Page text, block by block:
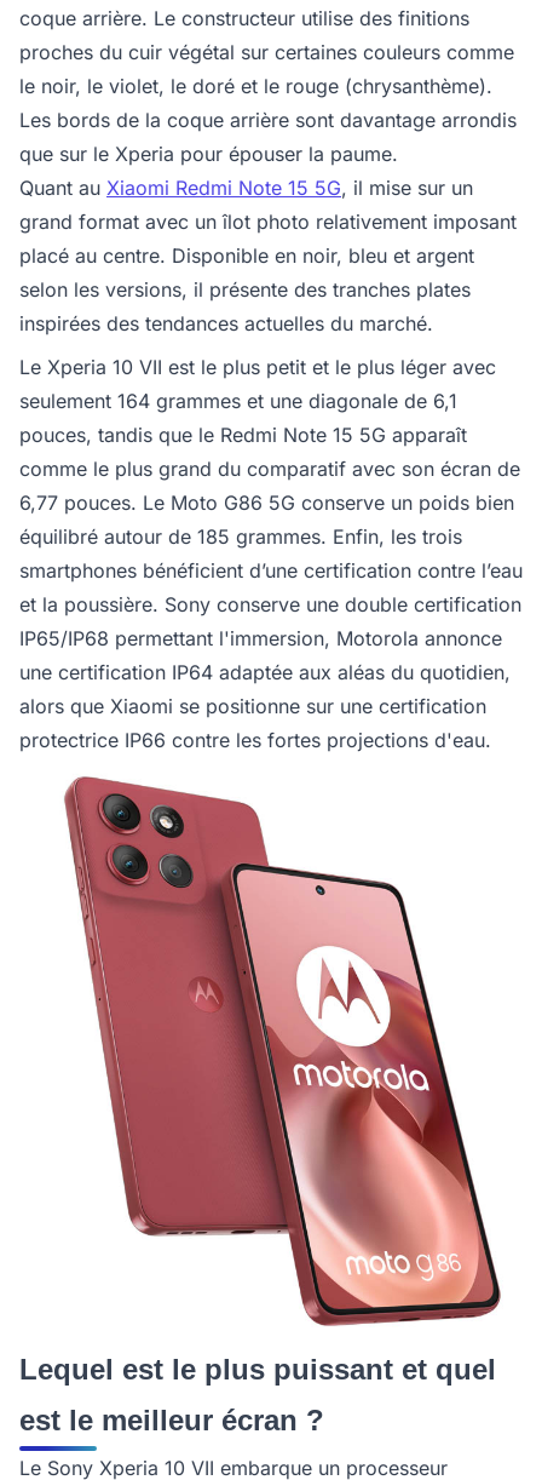
coque arrière. Le constructeur utilise des finitions
proches du cuir végétal sur certaines couleurs comme
le noir, le violet, le doré et le rouge (chrysanthème).
Les bords de la coque arrière sont davantage arrondis
que sur le Xperia pour épouser la paume.
Quant au Xiaomi Redmi Note 15 5G, il mise sur un
grand format avec un îlot photo relativement imposant
placé au centre. Disponible en noir, bleu et argent
selon les versions, il présente des tranches plates
inspirées des tendances actuelles du marché.
Le Xperia 10 VII est le plus petit et le plus léger avec
seulement 164 grammes et une diagonale de 6,1
pouces, tandis que le Redmi Note 15 5G apparaît
comme le plus grand du comparatif avec son écran de
6,77 pouces. Le Moto G86 5G conserve un poids bien
équilibré autour de 185 grammes. Enfin, les trois
smartphones bénéficient d’une certification contre l’eau
et la poussière. Sony conserve une double certification
IP65/IP68 permettant l'immersion, Motorola annonce
une certification IP64 adaptée aux aléas du quotidien,
alors que Xiaomi se positionne sur une certification
protectrice IP66 contre les fortes projections d'eau.
Lequel est le plus puissant et quel
est le meilleur écran ?
Le Sony Xperia 10 VII embarque un processeur